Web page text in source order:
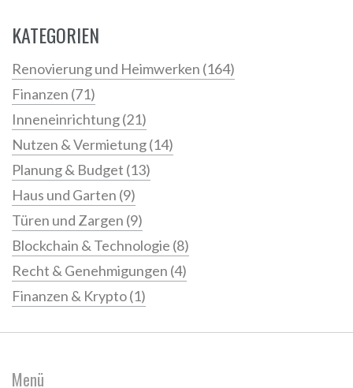
KATEGORIEN
Renovierung und Heimwerken (164)
Finanzen (71)
Inneneinrichtung(21)
Nutzen & Vermietung(14)
Planung & Budget (13)
Haus und Garten (9)
Türen und Zargen (9)
Blockchain & Technologie (8)
Recht & Genehmigungen (4)
Finanzen & Krypto(1)
Menü